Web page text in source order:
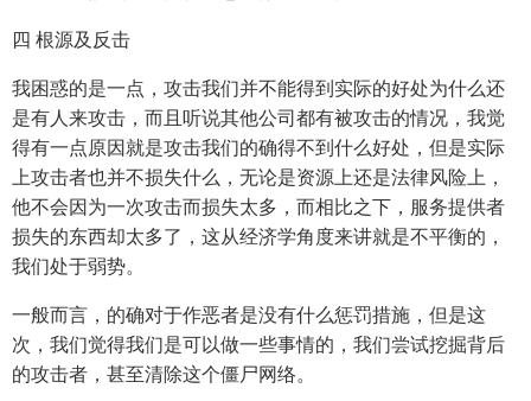
四 根源及反击
我困惑的是一点，攻击我们并不能得到实际的好处为什么还
是有人来攻击，而且听说其他公司都有被攻击的情况，我觉
得有一点原因就是攻击我们的确得不到什么好处，但是实际
上攻击者也并不损失什么，无论是资源上还是法律风险上，
他不会因为一次攻击而损失太多，而相比之下，服务提供者
损失的东西却太多了，这从经济学角度来讲就是不平衡的，
我们处于弱势。
一般而言，的确对于作恶者是没有什么惩罚措施，但是这
次，我们觉得我们是可以做一些事情的，我们尝试挖掘背后
的攻击者，甚至清除这个僵尸网络。